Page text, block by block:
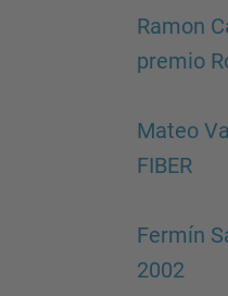
Ramon
premio
Mateo
FIBER
Fermín
2002